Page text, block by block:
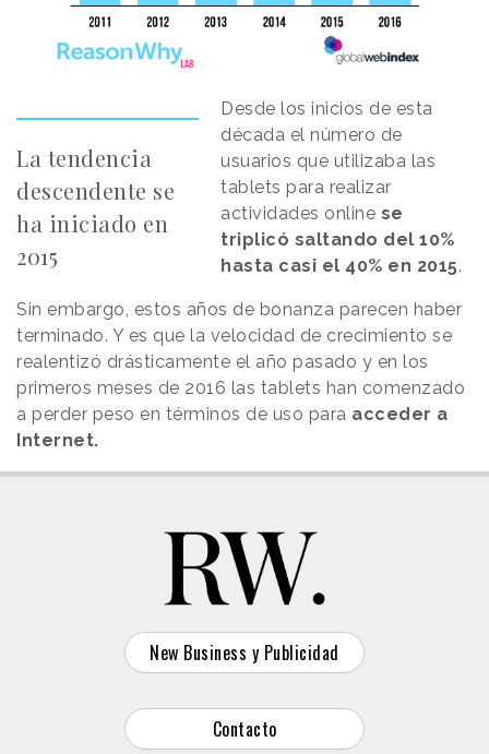
La tendencia
descendente se
ha iniciado en
2015
Desde los inicios de esta
década el número de
usuarios que utilizaba las
tablets para realizar
actividades online se
triplicó saltando del 10%
hasta casi el 40% en 2015.
Sin embargo, estos años de bonanza parecen haber
terminado. Y es que la velocidad de crecimiento se
realentizó drásticamente el año pasado y en los
primeros meses de 2016 las tablets han comenzado
a perder peso en términos de uso para acceder a
Internet.
New Business y Publicidad
Contacto